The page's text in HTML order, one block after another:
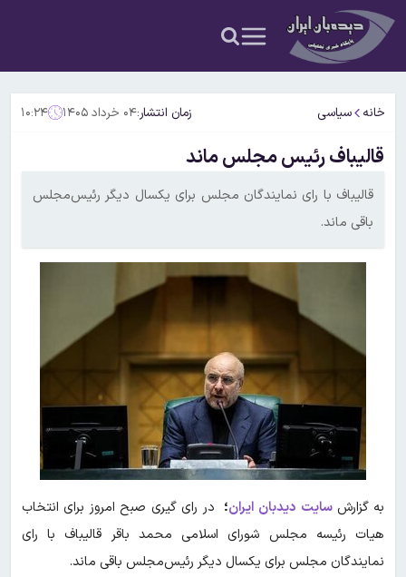
خانه سیاسی زمان انتشار:۰۴ خرداد ۱۴۰۵ ۱۰:۲۴
قالیباف رئیس مجلس ماند
قالیباف با رای نمایندگان مجلس برای یکسال دیگر رئیس‌مجلس
باقی ماند.
به گزارش سایت دیدبان ایران؛ در رای گیری صبح امروز برای انتخاب
هیات رئیسه مجلس شورای اسلامی محمد باقر قالیباف با رای
نمایندگان مجلس برای یکسال دیگر رئیس‌مجلس باقی ماند.